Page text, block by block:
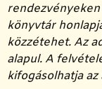
könyvtár
közzétehet. Az
alapul. A
kifogásolhatja